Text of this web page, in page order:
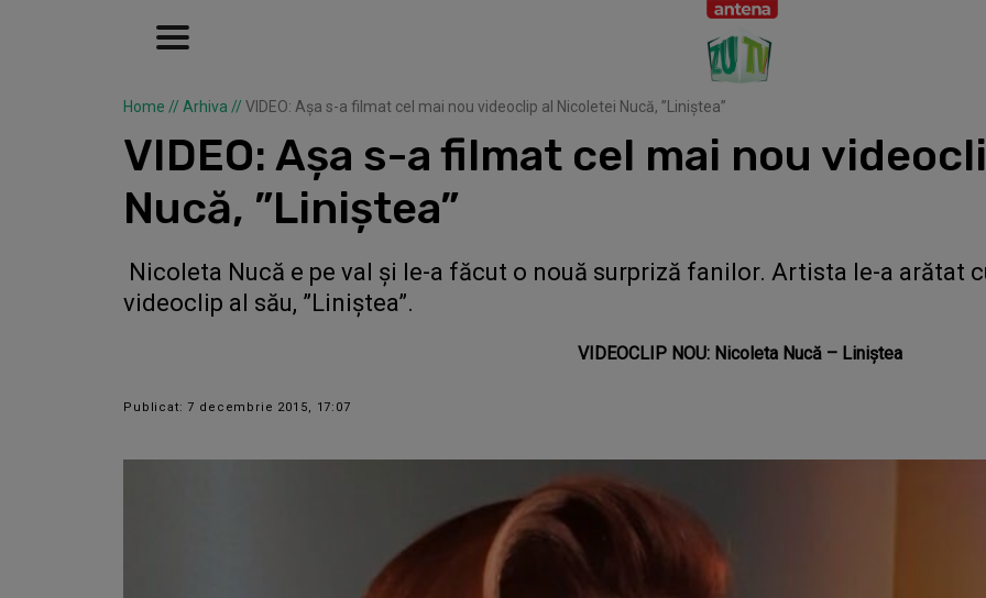
Home // Arhiva // VIDEO: Așa s-a filmat cel mai nou videoclip al Nicoletei Nucă, ”Liniștea”
VIDEO: Așa s-a filmat cel mai nou
Nucă, ”Liniștea”
Nicoleta Nucă e pe val și le-a făcut o nouă surpriză fanilor. Artista le-a arătat
videoclip al său, ”Liniștea”.
VIDEOCLIP NOU: Nicoleta Nucă – Liniștea
Publicat: 7 decembrie 2015, 17:07